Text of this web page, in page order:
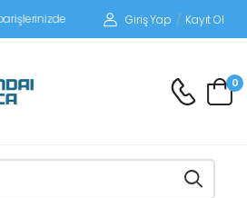
siparişleriniz alıcı ödemeli gönderilir.
Giriş Yap / Kayıt Ol
0